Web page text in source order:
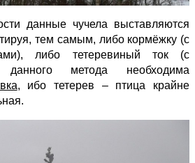
данные чучела выставляются
тем самым, либо кормёжку (с
либо тетеревиный ток (с
метода необходима
, ибо тетерев – птица крайне